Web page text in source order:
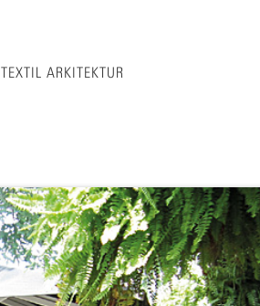
TEXTIL ARKITEKTUR